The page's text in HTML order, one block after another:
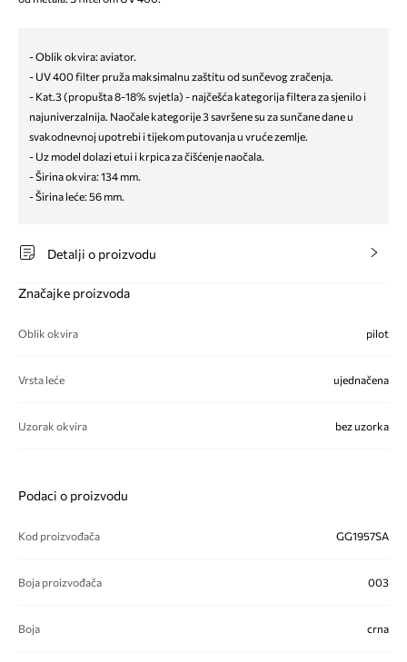
- Oblik okvira: aviator.
- UV 400 filter pruža maksimalnu zaštitu od sunčevog zračenja.
- Kat.3 (propušta 8-18% svjetla) - najčešća kategorija filtera za sjenilo i
najuniverzalnija. Naočale kategorije 3 savršene su za sunčane dane u
svakodnevnoj upotrebi i tijekom putovanja u vruće zemlje.
- Uz model dolazi etui i krpica za čišćenje naočala.
- Širina okvira: 134 mm.
- Širina leće: 56 mm.
Detalji o proizvodu
Značajke proizvoda
Oblik okvira pilot
Vrsta leće ujednačena
Uzorak okvira bez uzorka
Podaci o proizvodu
Kod proizvođača GG1957SA
Boja proizvođača 003
Boja crna